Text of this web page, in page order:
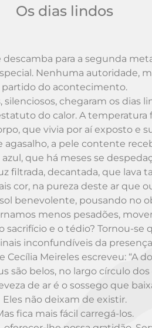
Os dias lindos
para a segunda
Nenhuma autoridade,
partido do acontecimento.
silenciosos, chegaram os dias
do calor. A
que vivia por aí exposto e
a pele contente
que há meses se
filtrada, decantada, que lava
cor, na pureza deste ar que
benevolente, pousando no
menos pesadões,
sacrifício e o tédio? Tornou-
inconfundíveis da
Meireles escreveu: “A
são belos, no largo círculo dos
de ar é o sossego que
Eles não deixam de existir.
fica mais fácil carregá-los.